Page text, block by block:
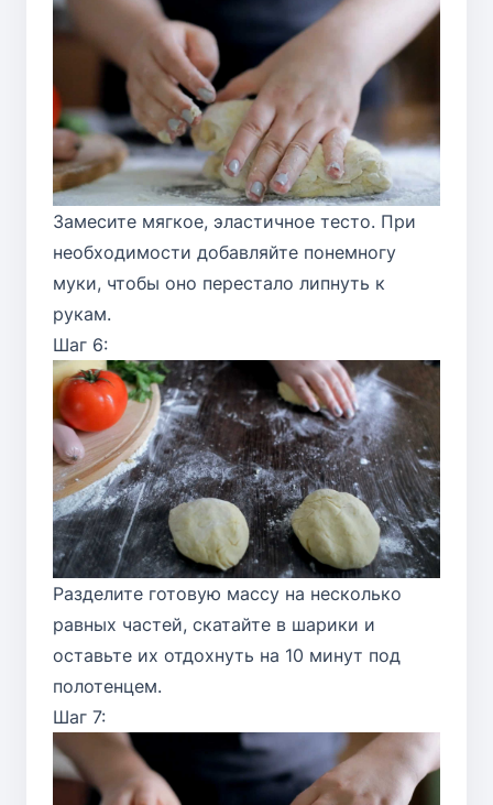
Замесите мягкое, эластичное тесто. При
необходимости добавляйте понемногу
муки, чтобы оно перестало липнуть к
рукам.
Шаг 6:
Разделите готовую массу на несколько
равных частей, скатайте в шарики и
оставьте их отдохнуть на 10 минут под
полотенцем.
Шаг 7: